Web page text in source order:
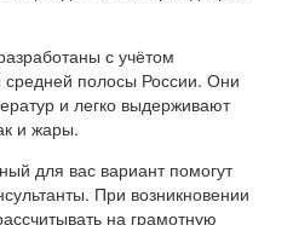
с учётом
средней полосы России. Они
и легко выдерживают
и жары.
для вас вариант помогут
При возникновении
на грамотную